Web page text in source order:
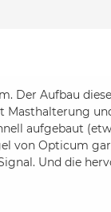
Der Aufbau
Masthalterung
aufgebaut
von Opticum
Und die